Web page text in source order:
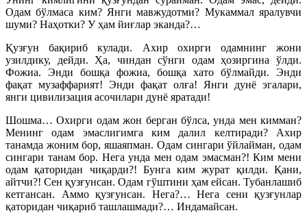
Одам бўлмаса ким? Янги мавжудотми? Мукаммал яралувчи
шуми? Наҳотки? У ҳам йиғлар эканда?…
Қузғун бақириб кулади. Ахир охирги одамнинг жони
узилдику, дейди. Ҳа, чиндан сўнги одам ҳозиргина ўлди.
Фожиа. Энди бошқа фожиа, бошқа хато бўлмайди. Энди
фақат музаффарият! Энди фақат олға! Янги дунё эгалари,
янги цивилизация асочилари дунё яратади!
Шошма… Охирги одам жон берган бўлса, унда мен кимман?
Менинг одам эмаслигимга ким далил келтиради? Ахир
танамда жоним бор, яшаяпман. Одам сингари ўйлайман, одам
сингари танам бор. Нега унда мен одам эмасман?! Ким мени
одам қаторидан чиқарди?! Бунга ким журат қилди. Қани,
айтчи?! Сен қузғунсан. Одам гўштини ҳам ейсан. Тубанлашиб
кетгансан. Аммо қузғунсан. Нега?… Нега сени қузғунлар
қаторидан чиқариб ташлашмади?… Индамайсан.